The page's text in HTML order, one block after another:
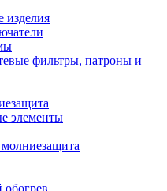
изделия
фильтры, патроны и
элементы